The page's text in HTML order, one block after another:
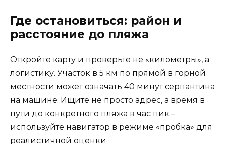
Где остановиться: район и
расстояние до пляжа
Откройте карту и проверьте не «километры», а
логистику. Участок в 5 км по прямой в горной
местности может означать 40 минут серпантина
на машине. Ищите не просто адрес, а время в
пути до конкретного пляжа в час пик –
используйте навигатор в режиме «пробка» для
реалистичной оценки.